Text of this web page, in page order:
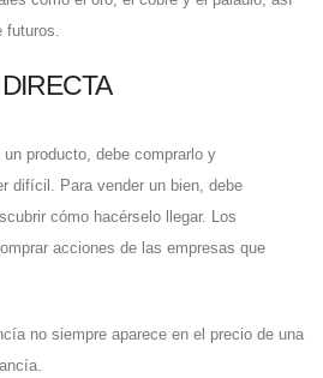
producto, debe comprarlo y
difícil. Para vender un bien, debe
cómo hacérselo llegar. Los
acciones de las empresas que
no siempre aparece en el precio de una